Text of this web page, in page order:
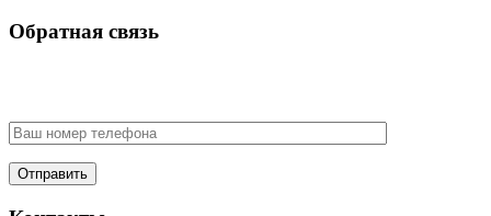
Обратная связь